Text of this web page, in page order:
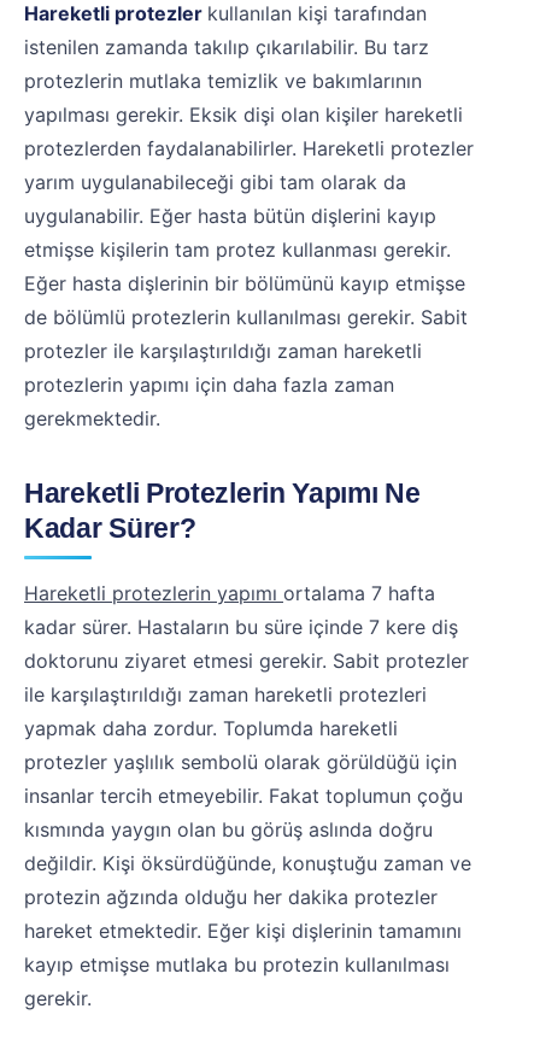
Hareketli protezler kullanılan kişi tarafından
istenilen zamanda takılıp çıkarılabilir. Bu tarz
protezlerin mutlaka temizlik ve bakımlarının
yapılması gerekir. Eksik dişi olan kişiler hareketli
protezlerden faydalanabilirler. Hareketli protezler
yarım uygulanabileceği gibi tam olarak da
uygulanabilir. Eğer hasta bütün dişlerini kayıp
etmişse kişilerin tam protez kullanması gerekir.
Eğer hasta dişlerinin bir bölümünü kayıp etmişse
de bölümlü protezlerin kullanılması gerekir. Sabit
protezler ile karşılaştırıldığı zaman hareketli
protezlerin yapımı için daha fazla zaman
gerekmektedir.
Hareketli Protezlerin Yapımı Ne
Kadar Sürer?
Hareketli protezlerin yapımı ortalama 7 hafta
kadar sürer. Hastaların bu süre içinde 7 kere diş
doktorunu ziyaret etmesi gerekir. Sabit protezler
ile karşılaştırıldığı zaman hareketli protezleri
yapmak daha zordur. Toplumda hareketli
protezler yaşlılık sembolü olarak görüldüğü için
insanlar tercih etmeyebilir. Fakat toplumun çoğu
kısmında yaygın olan bu görüş aslında doğru
değildir. Kişi öksürdüğünde, konuştuğu zaman ve
protezin ağzında olduğu her dakika protezler
hareket etmektedir. Eğer kişi dişlerinin tamamını
kayıp etmişse mutlaka bu protezin kullanılması
gerekir.